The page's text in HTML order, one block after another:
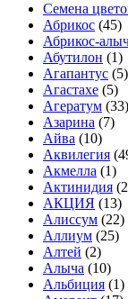
Cемена
Абрикос (45)
Абрикос-
Абутилон (1)
Агапантус (5)
Агастахе (5)
Агератум (33)
Азарина (7)
Айва (10)
Аквилегия
Акмелла (1)
Актинидия
АКЦИЯ (13)
Алиссум (22)
Аллиум (25)
Алтей (2)
Алыча (10)
Альбиция (1)